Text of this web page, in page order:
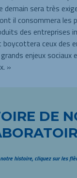
demain sera très
il consommera les
des entreprises
ceux des
enjeux sociaux
»
DE
histoire, cliquez sur les